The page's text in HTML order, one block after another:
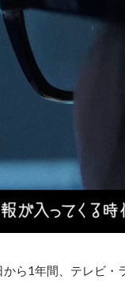
ら1年間、テレビ・